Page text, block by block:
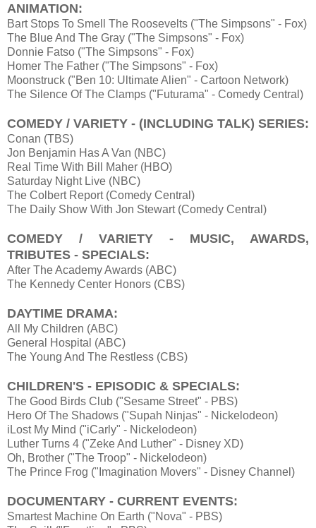
ANIMATION:
Bart Stops To Smell The Roosevelts ("The Simpsons" - Fox)
The Blue And The Gray ("The Simpsons" - Fox)
Donnie Fatso ("The Simpsons" - Fox)
Homer The Father ("The Simpsons" - Fox)
Moonstruck ("Ben 10: Ultimate Alien" - Cartoon Network)
The Silence Of The Clamps ("Futurama" - Comedy Central)
COMEDY / VARIETY - (INCLUDING TALK) SERIES:
Conan (TBS)
Jon Benjamin Has A Van (NBC)
Real Time With Bill Maher (HBO)
Saturday Night Live (NBC)
The Colbert Report (Comedy Central)
The Daily Show With Jon Stewart (Comedy Central)
COMEDY / VARIETY - MUSIC, AWARDS,
TRIBUTES - SPECIALS:
After The Academy Awards (ABC)
The Kennedy Center Honors (CBS)
DAYTIME DRAMA:
All My Children (ABC)
General Hospital (ABC)
The Young And The Restless (CBS)
CHILDREN'S - EPISODIC & SPECIALS:
The Good Birds Club ("Sesame Street" - PBS)
Hero Of The Shadows ("Supah Ninjas" - Nickelodeon)
iLost My Mind ("iCarly" - Nickelodeon)
Luther Turns 4 ("Zeke And Luther" - Disney XD)
Oh, Brother ("The Troop" - Nickelodeon)
The Prince Frog ("Imagination Movers" - Disney Channel)
DOCUMENTARY - CURRENT EVENTS:
Smartest Machine On Earth ("Nova" - PBS)